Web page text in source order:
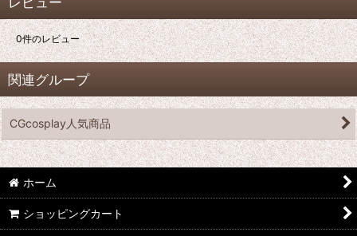
0件のレビュー
関連グループ
CGcosplay人気商品
ホーム
ショッピングカート